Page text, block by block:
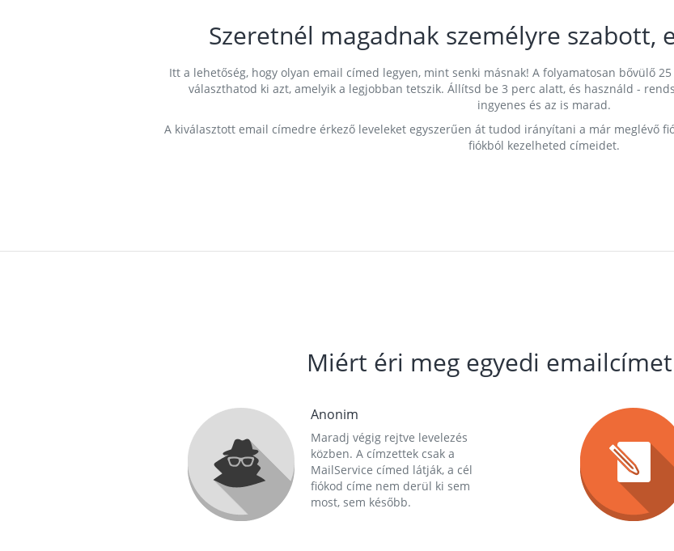
Szeretnél magadnak személyre szabott,
Itt a lehetőség, hogy olyan email címed legyen, mint senki másnak! A folyamatosan bővülő
választhatod ki azt, amelyik a legjobban tetszik. Állítsd be 3 perc alatt, és használd -
ingyenes és az is marad.
A kiválasztott email címedre érkező leveleket egyszerűen át tudod irányítani a már meglévő
fiókból kezelheted címeidet.
Miért éri meg egyedi
Anonim
Maradj végig rejtve levelezés
közben. A címzettek csak a
MailService címed látják, a cél
fiókod címe nem derül ki sem
most, sem később.